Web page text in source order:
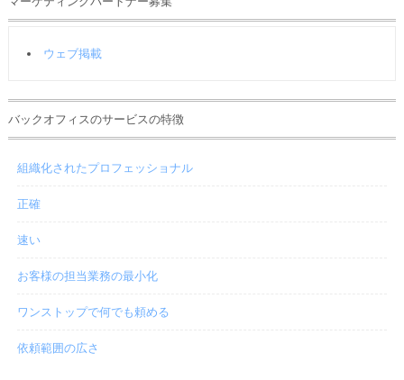
ウェブ掲載
バックオフィスのサービスの特徴
組織化されたプロフェッショナル
正確
速い
お客様の担当業務の最小化
ワンストップで何でも頼める
依頼範囲の広さ